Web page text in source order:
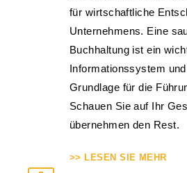
für wirtschaftliche
Unternehmens. Eine
Buchhaltung ist ein
Informationssystem
Grundlage für die
Schauen Sie auf Ihr
übernehmen den Rest.
>> LESEN SIE MEHR